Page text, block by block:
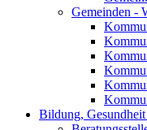
Gemeinden -
Bildung,